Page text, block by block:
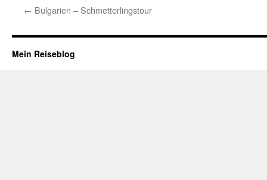
← Bulgarien – Schmetterlingstour
Mein Reiseblog